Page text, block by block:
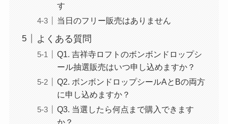
す
当日のフリー販売はありません
よくある質問
Q1. 吉祥寺ロフトのボンボンドロップシ
ール抽選販売はいつ申し込めますか？
Q2. ボンボンドロップシールAとBの両方
に申し込めますか？
Q3. 当選したら何点まで購入できます
か？